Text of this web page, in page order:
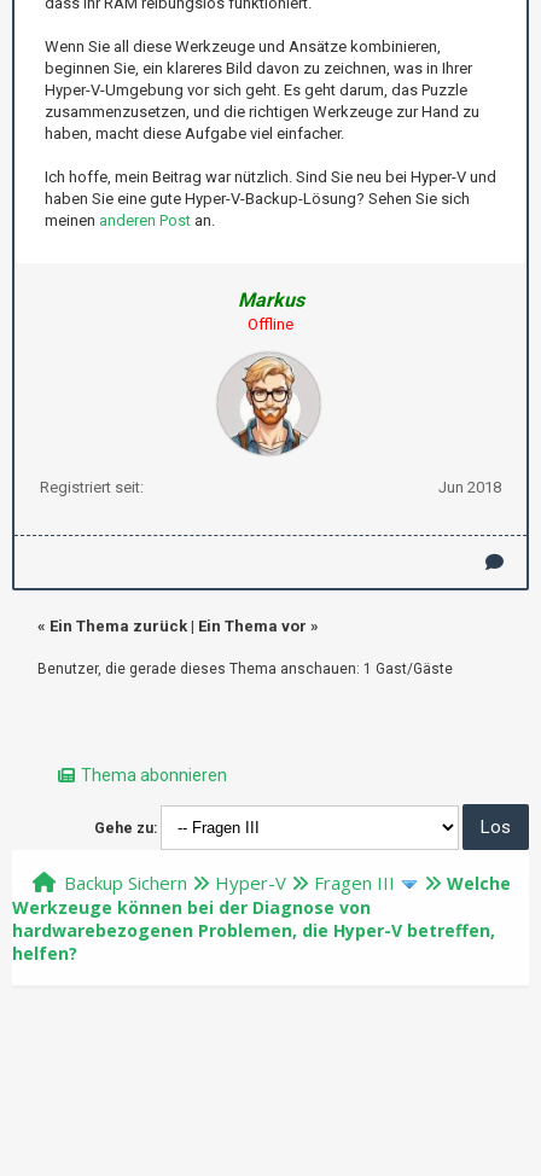
Wenn Sie all diese Werkzeuge und Ansätze kombinieren,
beginnen Sie, ein klareres Bild davon zu zeichnen, was in Ihrer
Hyper-V-Umgebung vor sich geht. Es geht darum, das Puzzle
zusammenzusetzen, und die richtigen Werkzeuge zur Hand zu
haben, macht diese Aufgabe viel einfacher.
Ich hoffe, mein Beitrag war nützlich. Sind Sie neu bei Hyper-V und
haben Sie eine gute Hyper-V-Backup-Lösung? Sehen Sie sich
meinen anderen Post an.
Markus
Offline
Registriert seit: Jun 2018
« Ein Thema zurück | Ein Thema vor »
Benutzer, die gerade dieses Thema anschauen: 1 Gast/Gäste
Thema abonnieren
Gehe zu:
Backup Sichern Hyper-V Fragen III
Welche
Werkzeuge können bei der Diagnose von
hardwarebezogenen Problemen, die Hyper-V betreffen,
helfen?